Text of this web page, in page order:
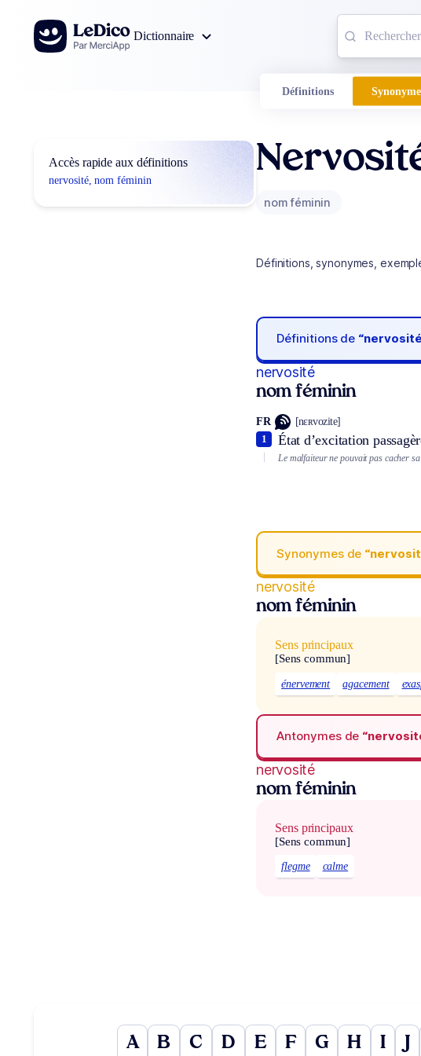
Aller au contenu
Dictionnaire
Définitions
Accès rapide aux définitions
nervosité, nom féminin
nom féminin
Définitions, synonymes,
Définitions de
nervosité
nom féminin
FR [nɛʀvozite]
État d’excitation
1
Le malfaiteur ne pouvait pas cacher
Synonymes de
nervosité
nom féminin
Sens principaux
[Sens commun]
énervement agacement
Antonymes de
nervosité
nom féminin
Sens principaux
[Sens commun]
flegme calme
A B C D E F G H I J